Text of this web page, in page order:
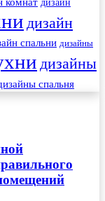
дизайн
дизайн
спальни дизайны
дизайны
спальня